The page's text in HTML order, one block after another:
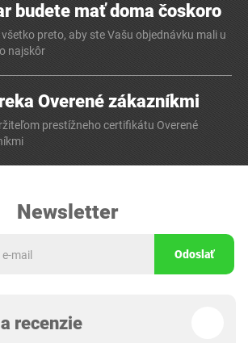
budete mať doma čoskoro
všetko preto, aby ste Vašu objednávku mali u
najskôr
Overené zákazníkmi
prestížneho certifikátu Overené
Newsletter
Odoslať
recenzie